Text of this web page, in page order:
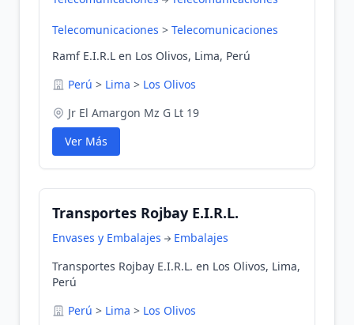
Telecomunicaciones > Telecomunicaciones
Ramf E.I.R.L en Los Olivos, Lima, Perú
Perú > Lima > Los Olivos
Jr El Amargon Mz G Lt 19
Ver Más
Transportes Rojbay E.I.R.L.
Envases y Embalajes
Embalajes
Transportes Rojbay E.I.R.L. en Los Olivos, Lima,
Perú
Perú > Lima > Los Olivos